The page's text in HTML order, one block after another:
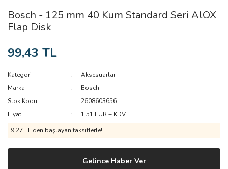
Bosch - 125 mm 40 Kum Standard Seri AlOX
Flap Disk
99,43 TL
Kategori
Aksesuarlar
Marka
Bosch
Stok Kodu
2608603656
Fiyat
1,51 EUR + KDV
9,27 TL den başlayan taksitlerle!
Gelince Haber Ver